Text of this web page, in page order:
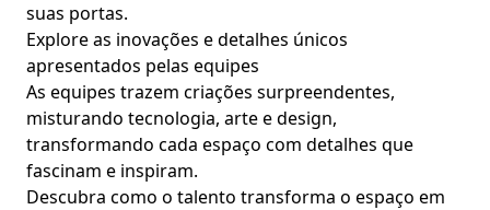
suas portas.
Explore as inovações e detalhes únicos
apresentados pelas equipes
As equipes trazem criações surpreendentes,
misturando tecnologia, arte e design,
transformando cada espaço com detalhes que
fascinam e inspiram.
Descubra como o talento transforma o espaço em